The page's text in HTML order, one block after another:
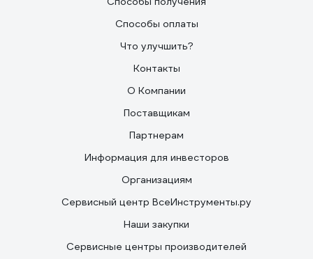
Способы оплаты
Что улучшить?
Контакты
О Компании
Поставщикам
Партнерам
Информация для инвесторов
Организациям
Сервисный центр ВсеИнструменты.ру
Наши закупки
Сервисные центры производителей